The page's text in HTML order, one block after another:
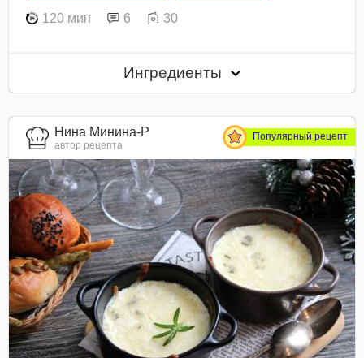
120 мин 6 30
Ингредиенты
Нина Минина-Р
автор рецепта
Популярный рецепт